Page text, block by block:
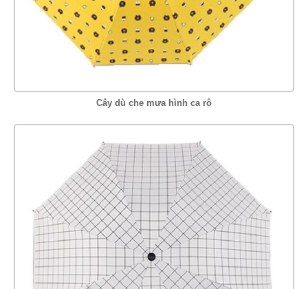
Cây dù che mưa hình ca rô